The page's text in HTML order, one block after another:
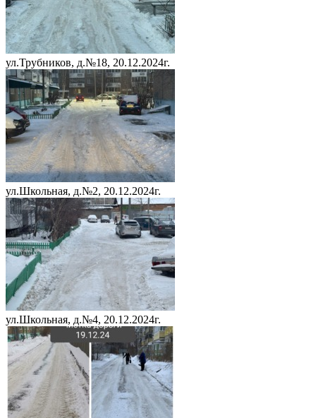
ул.Трубников, д.№18, 20.12.2024г.
ул.Школьная, д.№2, 20.12.2024г.
ул.Школьная, д.№4, 20.12.2024г.